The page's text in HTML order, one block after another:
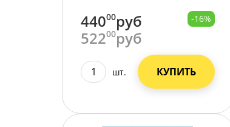
44000руб
52200руб
-16%
шт. КУПИТЬ